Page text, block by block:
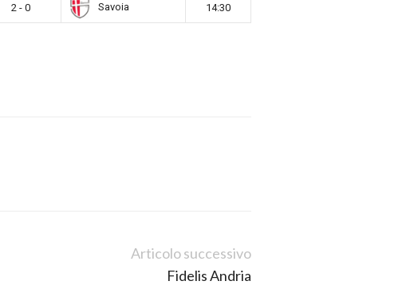
2 - 0 Savoia 14:30
Articolo successivo
Fidelis Andria